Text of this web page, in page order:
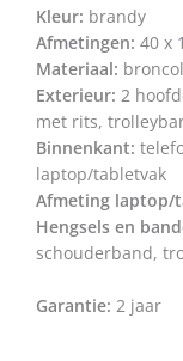
Kleur: brandy
Afmetingen: 40 x
Materiaal:
Exterieur: 2
met rits,
Binnenkant:
laptop/tabletvak
Afmeting laptop/
Hengsels en
schouderband,
Garantie: 2 jaar